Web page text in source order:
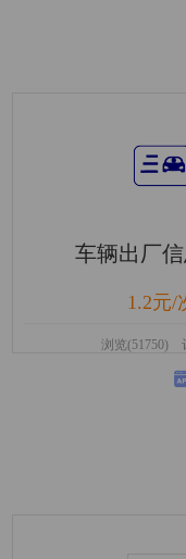
车辆出厂
1.2元/
浏览(51750)